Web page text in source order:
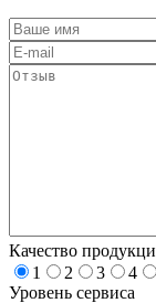
Качество
1
2 3 4
Уровень сервиса